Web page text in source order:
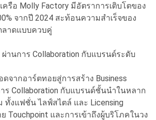
รือ Molly Factory มีอัตราการเติบโตของ
จากปี 2024 สะท้อนความสำเร็จของ
ลาดแบบควบคู่
านการ Collaboration กับแบรนด์ระดับ
ดจากอาร์ตทอยสู่การสร้าง Business
ร Collaboration กับแบรนด์ชั้นนำในหลาก
ทั้งแฟชั่น ไลฟ์สไตล์ และ Licensing
Touchpoint และการเข้าถึงผู้บริโภคในวง